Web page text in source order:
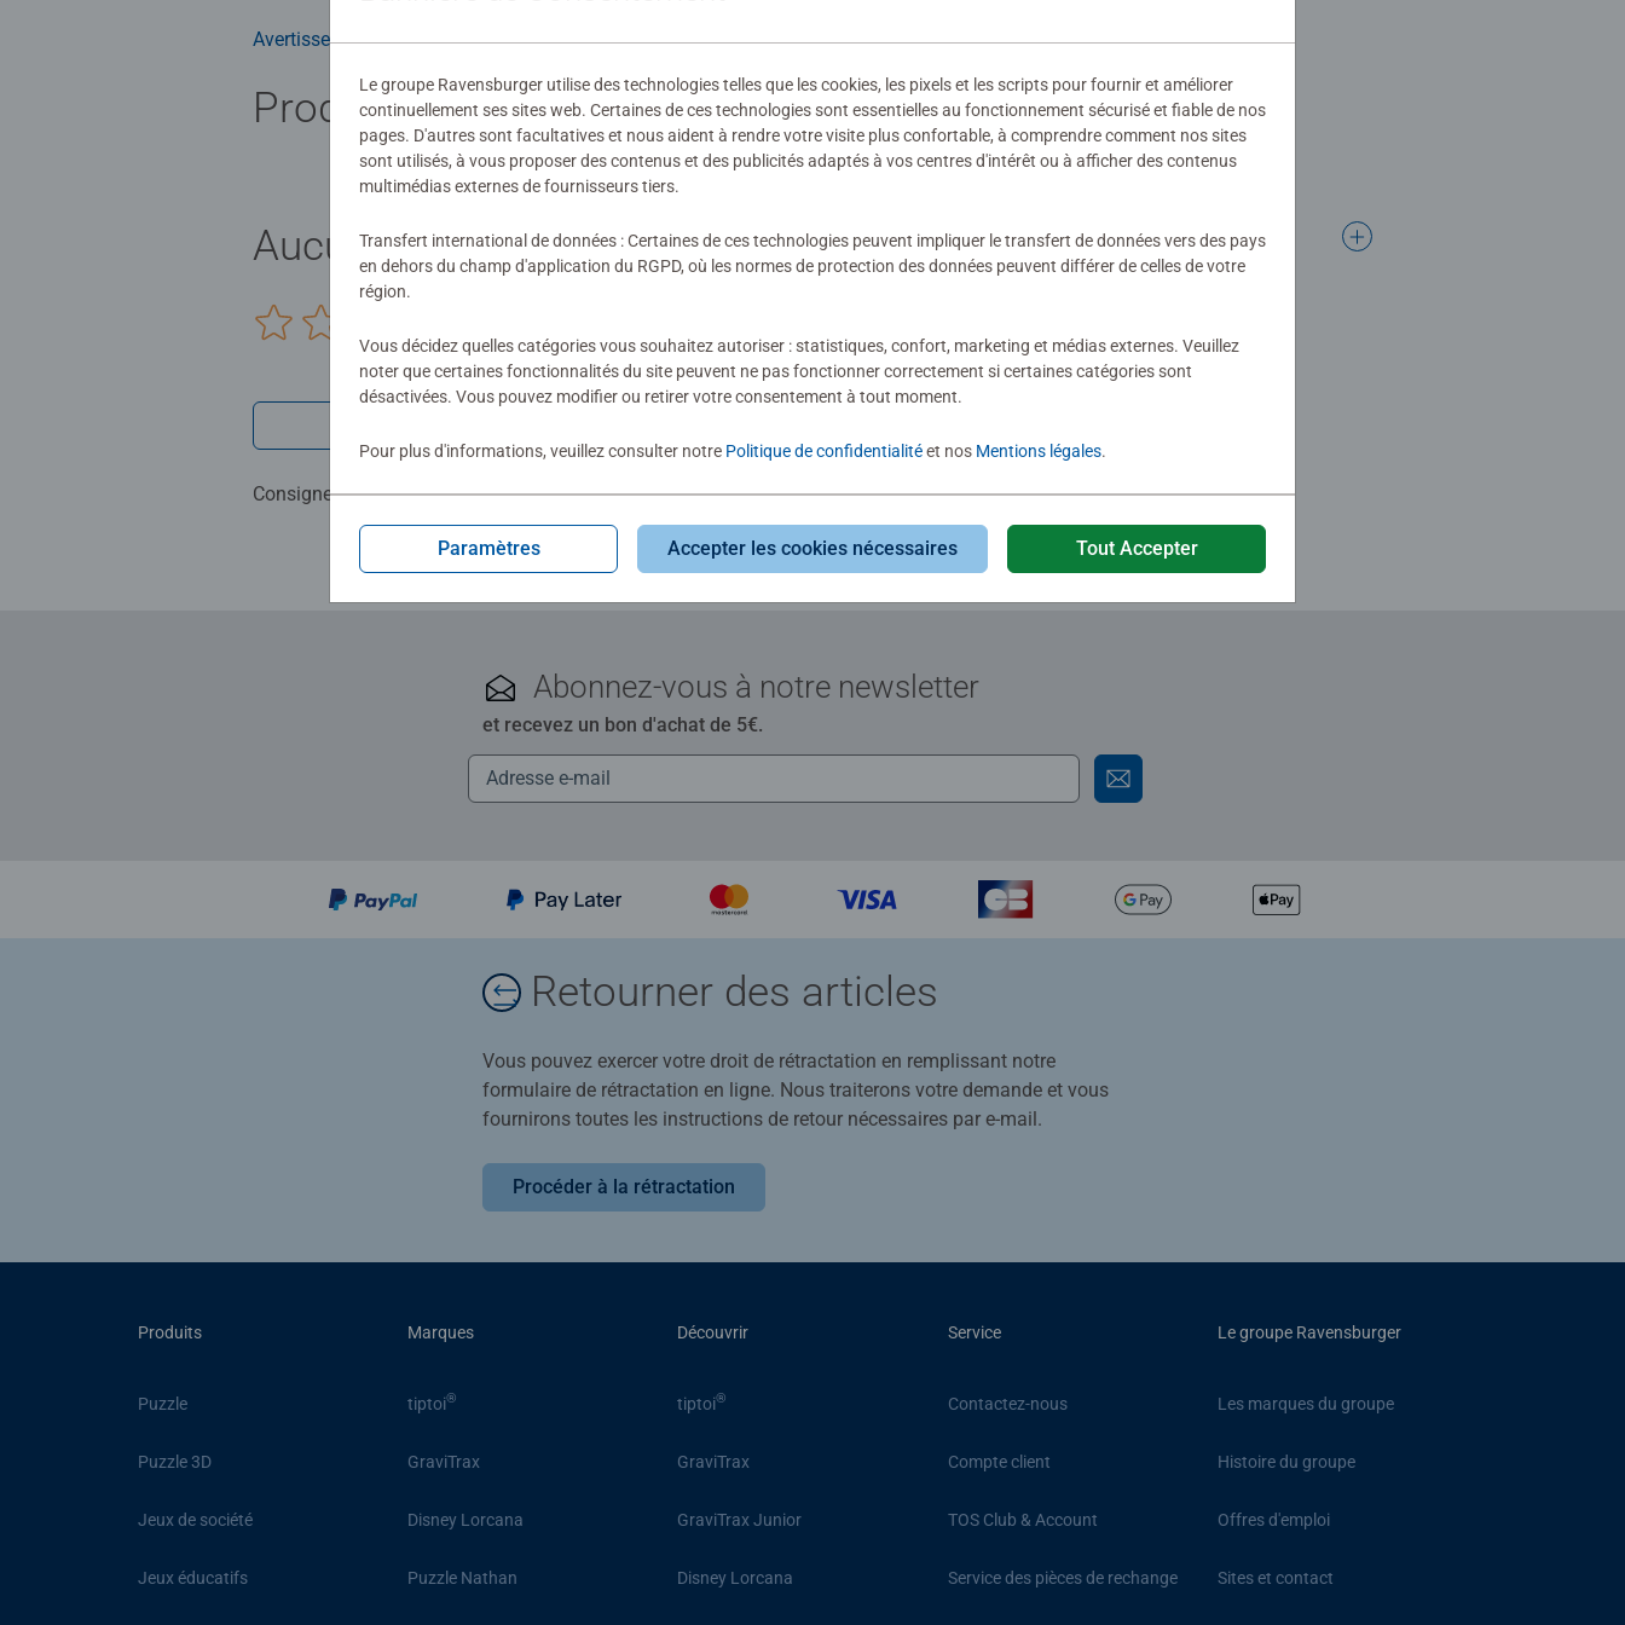
Avertissements et informations du fabricant
Produits similaires
Aucune évaluation n'a encore été soumise
Consignes d'évaluation
Abonnez-vous à notre newsletter
et recevez un bon d'achat de 5€.
Retourner des articles
Vous pouvez exercer votre droit de rétractation en remplissant notre
formulaire de rétractation en ligne. Nous traiterons votre demande et vous
fournirons toutes les instructions de retour nécessaires par e-mail.
Procéder à la rétractation
Produits
Puzzle
Puzzle 3D
Jeux de société
Jeux éducatifs
Marques
tiptoi®
GraviTrax
Disney Lorcana
Puzzle Nathan
Découvrir
tiptoi®
GraviTrax
GraviTrax Junior
Disney Lorcana
Service
Contactez-nous
Compte client
TOS Club & Account
Service des pièces de rechange
Le groupe Ravensburger
Les marques du groupe
Histoire du groupe
Offres d'emploi
Sites et contact
Le groupe Ravensburger utilise des technologies telles que les cookies, les pixels et les scripts pour fournir et améliorer
continuellement ses sites web. Certaines de ces technologies sont essentielles au fonctionnement sécurisé et fiable de nos
pages. D'autres sont facultatives et nous aident à rendre votre visite plus confortable, à comprendre comment nos sites
sont utilisés, à vous proposer des contenus et des publicités adaptés à vos centres d'intérêt ou à afficher des contenus
multimédias externes de fournisseurs tiers.
Transfert international de données : Certaines de ces technologies peuvent impliquer le transfert de données vers des pays
en dehors du champ d'application du RGPD, où les normes de protection des données peuvent différer de celles de votre
région.
Vous décidez quelles catégories vous souhaitez autoriser : statistiques, confort, marketing et médias externes. Veuillez
noter que certaines fonctionnalités du site peuvent ne pas fonctionner correctement si certaines catégories sont
désactivées. Vous pouvez modifier ou retirer votre consentement à tout moment.
Pour plus d'informations, veuillez consulter notre Politique de confidentialitéet nos Mentions légales.
Paramètres Accepter les cookies nécessaires Tout Accepter